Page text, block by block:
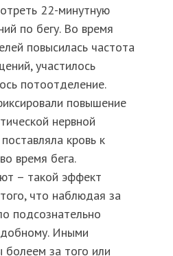
22-минутную
по бегу. Во время
повысилась частота
участилось
потоотделение.
повышение
нервной
кровь к
время бега.
– такой эффект
что наблюдая за
подсознательно
Иными
болеем за того или